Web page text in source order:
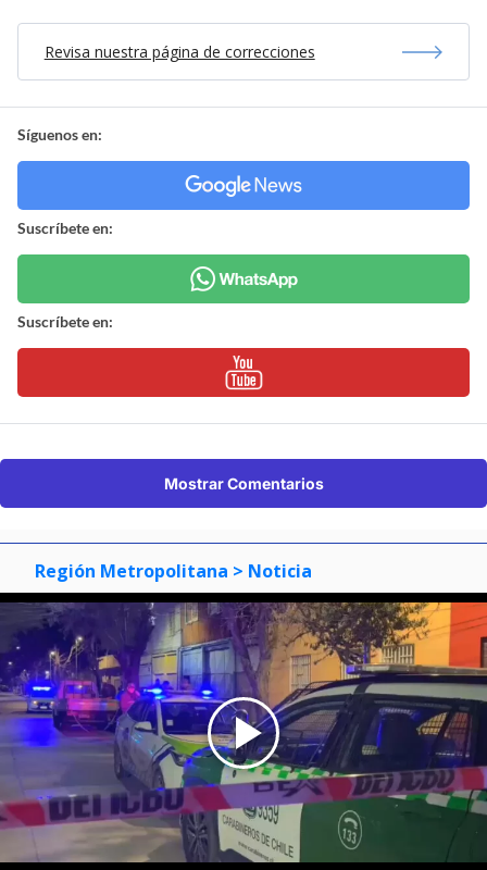
Revisa nuestra página de correcciones
Síguenos en:
Suscríbete en:
Suscríbete en:
Mostrar Comentarios
Región Metropolitana > Noticia